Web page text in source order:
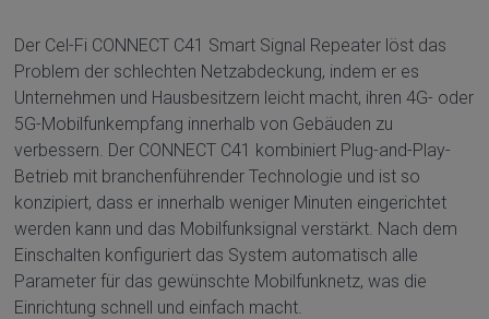
Der Cel-Fi CONNECT C41 Smart Signal Repeater löst das
Problem der schlechten Netzabdeckung, indem er es
Unternehmen und Hausbesitzern leicht macht, ihren 4G- oder
5G-Mobilfunkempfang innerhalb von Gebäuden zu
verbessern. Der CONNECT C41 kombiniert Plug-and-Play-
Betrieb mit branchenführender Technologie und ist so
konzipiert, dass er innerhalb weniger Minuten eingerichtet
werden kann und das Mobilfunksignal verstärkt. Nach dem
Einschalten konfiguriert das System automatisch alle
Parameter für das gewünschte Mobilfunknetz, was die
Einrichtung schnell und einfach macht.